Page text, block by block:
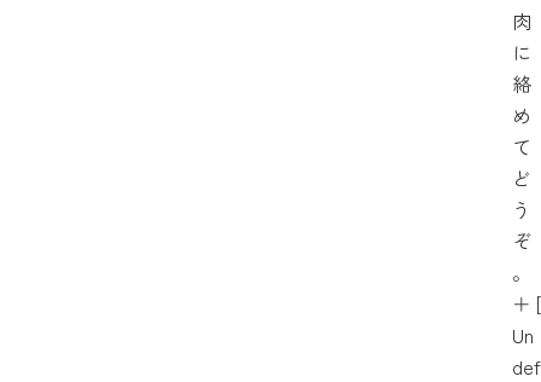
肉
に
絡
め
て
ど
う
ぞ
。
＋ [
Un
def